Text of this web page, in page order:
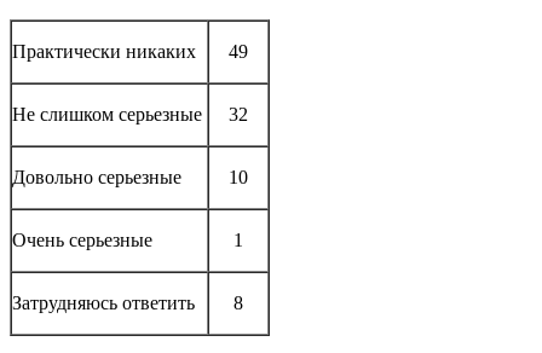
Практически никаких 49
Не слишком серьезные 32
Довольно серьезные 10
Очень серьезные 1
Затрудняюсь ответить 8